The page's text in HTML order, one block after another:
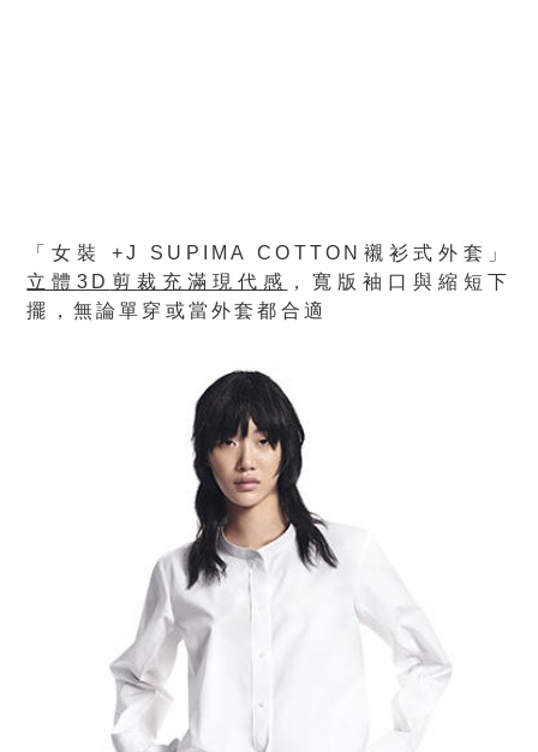
「女裝 +J SUPIMA COTTON襯衫式外套」
立體3D 剪裁充滿現代感
，寬版袖口與縮短下
擺，無論單穿或當外套都合適